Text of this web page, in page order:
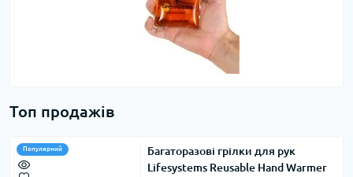
Топ продажів
Популярний
Багаторазові грілки для рук
Lifesystems Reusable Hand Warmer